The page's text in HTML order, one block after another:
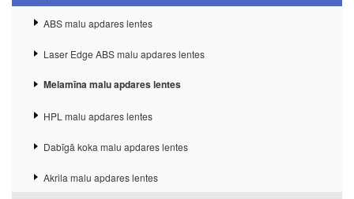
ABS malu apdares lentes
Laser Edge ABS malu apdares lentes
Melamīna malu apdares lentes
HPL malu apdares lentes
Dabīgā koka malu apdares lentes
Akrila malu apdares lentes